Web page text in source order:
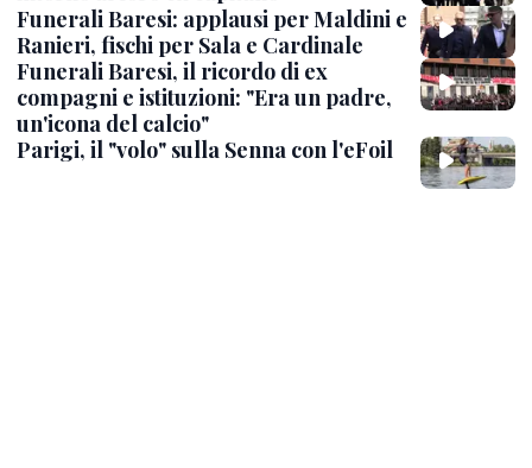
Funerali Baresi: applausi per Maldini e
Ranieri, fischi per Sala e Cardinale
Funerali Baresi, il ricordo di ex
compagni e istituzioni: "Era un padre,
un'icona del calcio"
Parigi, il "volo" sulla Senna con l'eFoil